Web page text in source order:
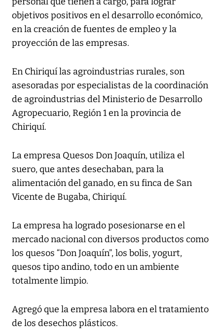
objetivos positivos en el desarrollo económico,
en la creación de fuentes de empleo y la
proyección de las empresas.
En Chiriquí las agroindustrias rurales, son
asesoradas por especialistas de la coordinación
de agroindustrias del Ministerio de Desarrollo
Agropecuario, Región 1 en la provincia de
Chiriquí.
La empresa Quesos Don Joaquín, utiliza el
suero, que antes desechaban, para la
alimentación del ganado, en su finca de San
Vicente de Bugaba, Chiriquí.
La empresa ha logrado posesionarse en el
mercado nacional con diversos productos como
los quesos “Don Joaquín”, los bolis, yogurt,
quesos tipo andino, todo en un ambiente
totalmente limpio.
Agregó que la empresa labora en el tratamiento
de los desechos plásticos.